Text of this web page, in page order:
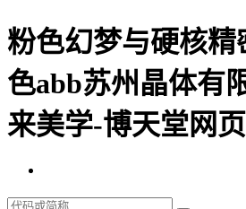
粉色幻梦与硬核精
色abb苏州晶体有
来美学-博天堂网页